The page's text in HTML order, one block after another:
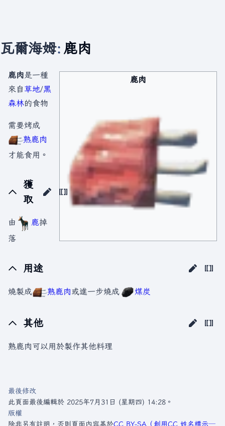
瓦爾海姆: 鹿肉
鹿肉
鹿肉是一種
來自 草地/黑
森林的食物
需要烤成
熟鹿肉
才能食用。
獲
取
由 鹿掉
落
用途
燒製成 熟鹿肉或進一步燒成 煤炭
其他
熟鹿肉可以用於製作其他料理
最後修改
此頁面最後編輯於 2025年7月31日 (星期四) 14:28。
版權
除非另有註明，否則頁面內容基於CC BY-SA（創用CC 姓名標示─